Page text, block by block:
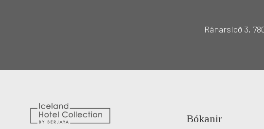
Ránarsloð 3,
Bókanir